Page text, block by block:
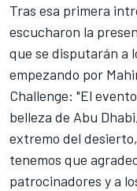
Tras esa primera
escucharon la
que se disputarán a
empezando por
Challenge: "El
belleza de Abu
extremo del
tenemos que
patrocinadores y a